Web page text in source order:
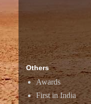
Others
Awards
First in India